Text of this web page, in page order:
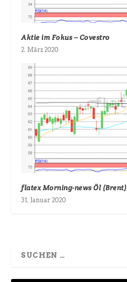
Aktie im Fokus – Covestro
2. März 2020
flatex Morning-news Öl (Brent)
31. Januar 2020